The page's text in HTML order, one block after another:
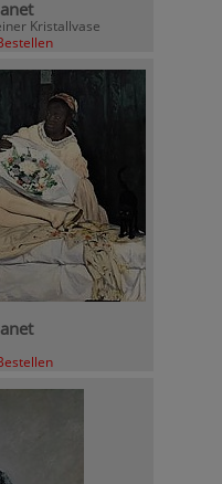
Kristallvase